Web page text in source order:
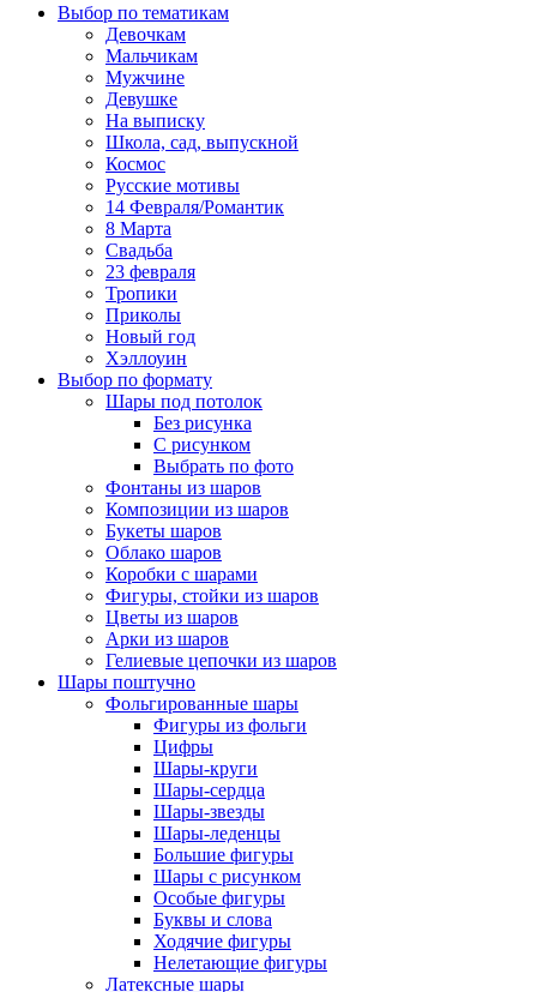
Выбор по тематикам
Девочкам
Мальчикам
Мужчине
Девушке
На выписку
Школа, сад, выпускной
Космос
Русские мотивы
14 Февраля/Романтик
8 Марта
Свадьба
23 февраля
Тропики
Приколы
Новый год
Хэллоуин
Выбор по формату
Шары под потолок
Без рисунка
С рисунком
Выбрать по фото
Фонтаны из шаров
Композиции из шаров
Букеты шаров
Облако шаров
Коробки с шарами
Фигуры, стойки из шаров
Цветы из шаров
Арки из шаров
Гелиевые цепочки из шаров
Шары поштучно
Фольгированные шары
Фигуры из фольги
Цифры
Шары-круги
Шары-сердца
Шары-звезды
Шары-леденцы
Большие фигуры
Шары с рисунком
Особые фигуры
Буквы и слова
Ходячие фигуры
Нелетающие фигуры
Латексные шары